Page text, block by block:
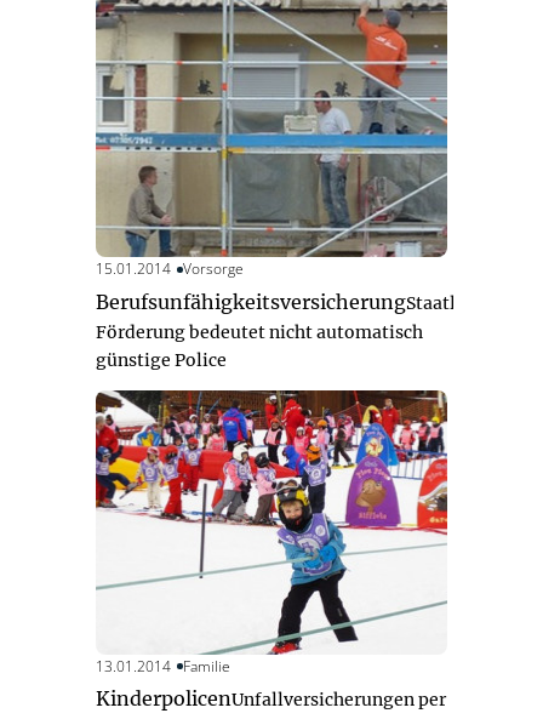
15.01.2014 Vorsorge
BerufsunfähigkeitsversicherungStaatliche
Förderung bedeutet nicht automatisch
günstige Police
13.01.2014 Familie
KinderpolicenUnfallversicherungen per